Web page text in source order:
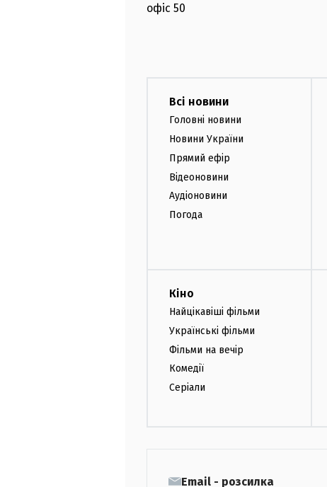
офіс 50
Всі новини
Головні новини
Новини України
Прямий ефір
Відеоновини
Аудіоновини
Погода
Кіно
Найцікавіші фільми
Українські фільми
Фільми на вечір
Комедії
Серіали
Email - розсилка